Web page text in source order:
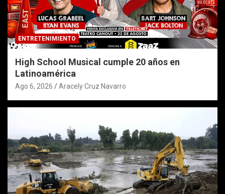
ENTRETENIMIENTO
High School Musical cumple 20 años en
Latinoamérica
Ago 6, 2026 Aracely Cruz Navarro